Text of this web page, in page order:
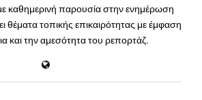
καθημερινή παρουσία στην ενημέρωση
θέματα τοπικής επικαιρότητας με έμφαση
και την αμεσότητα του ρεπορτάζ.